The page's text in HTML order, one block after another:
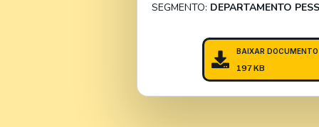
SEGMENTO: DEPARTAMENTO
BAIXAR DOCUMENTO
197 KB